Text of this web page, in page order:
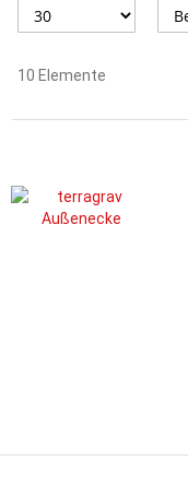
10 Elemente